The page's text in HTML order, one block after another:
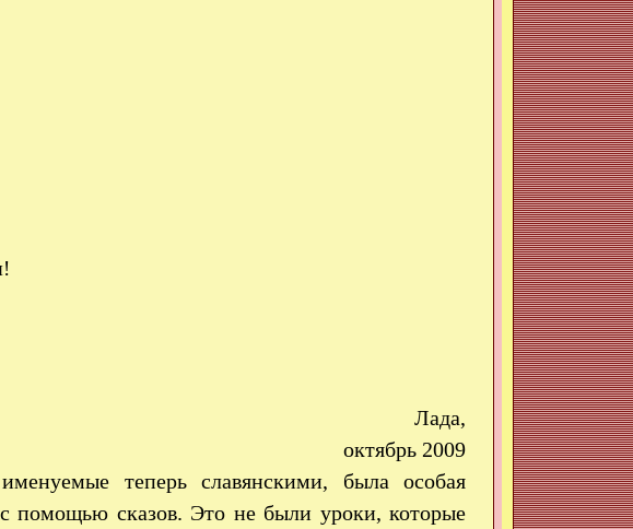
Лада,
октябрь 2009
теперь славянскими, была особая
помощью сказов. Это не были уроки, которые